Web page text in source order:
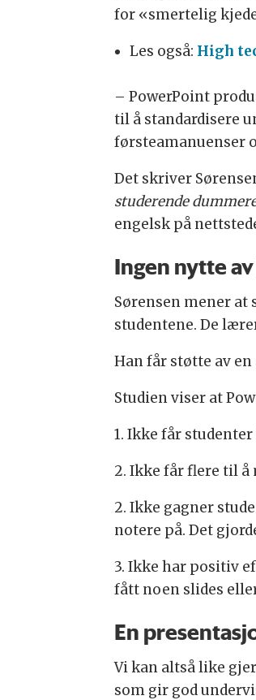
for «smertelig
Les også: High
– PowerPoint
til å standardisere
førsteamanuenser
Det skriver
studerende
engelsk på
Ingen nytte
Sørensen mener
studentene. De
Han får støtte av
Studien viser at
1. Ikke får
2. Ikke får flere til
2. Ikke gagner
notere på. Det
3. Ikke har positiv
fått noen slides
En
Vi kan altså like
som gir god